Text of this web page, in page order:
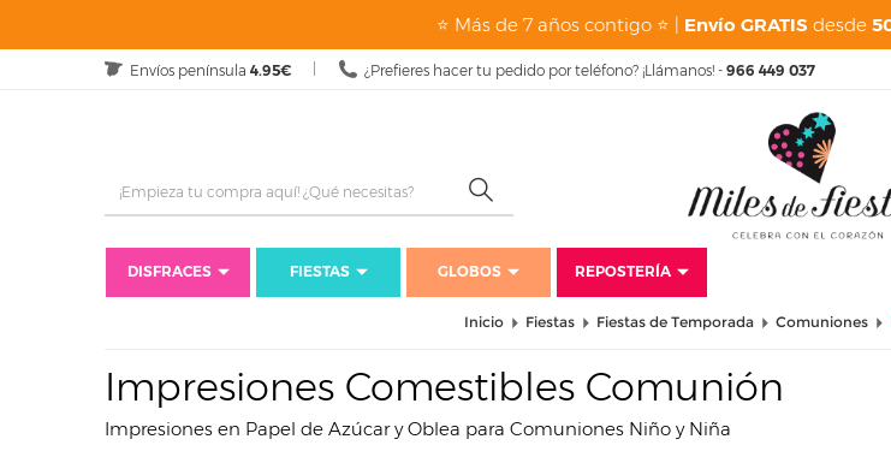
⭐ Más de 7 años contigo ⭐ | Envío GRATIS desde
Envíos península 4.95€ ¿Prefieres hacer tu pedido por teléfono? ¡Llámanos! - 966 449 037
DISFRACES FIESTAS GLOBOS REPOSTERÍA
Inicio Fiestas Fiestas de Temporada Comuniones
Impresiones Comestibles Comunión
Impresiones en Papel de Azúcar y Oblea para Comuniones Niño y Niña